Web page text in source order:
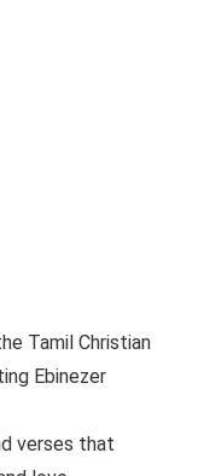
Tamil Christian
Ebinezer
verses that